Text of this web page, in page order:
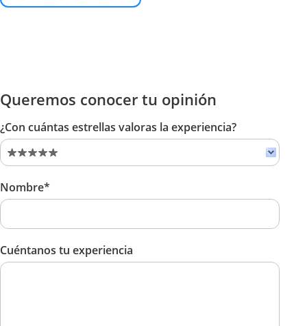
Queremos conocer tu opinión
¿Con cuántas estrellas valoras la experiencia?
Nombre*
Cuéntanos tu experiencia